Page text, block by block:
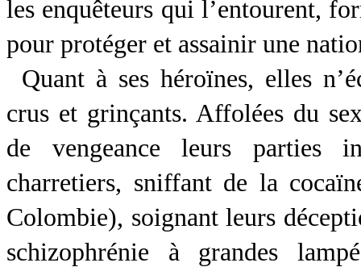
les enquêteurs qui l’entourent,
pour protéger et assainir une
Quant à ses héroïnes, elles
crus et grinçants. Affolées du
de vengeance leurs parties
charretiers, sniffant de la
Colombie), soignant leurs
schizophrénie à grandes